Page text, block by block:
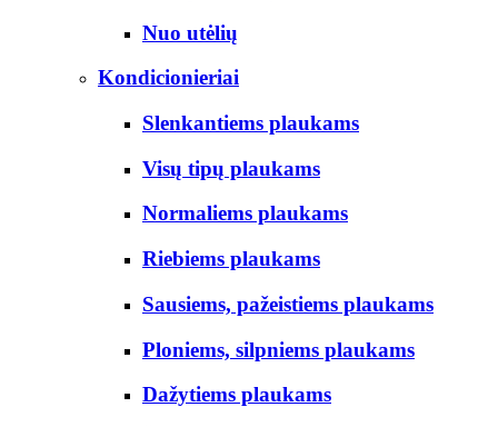
Nuo utėlių
Kondicionieriai
Slenkantiems plaukams
Visų tipų plaukams
Normaliems plaukams
Riebiems plaukams
Sausiems, pažeistiems plaukams
Ploniems, silpniems plaukams
Dažytiems plaukams